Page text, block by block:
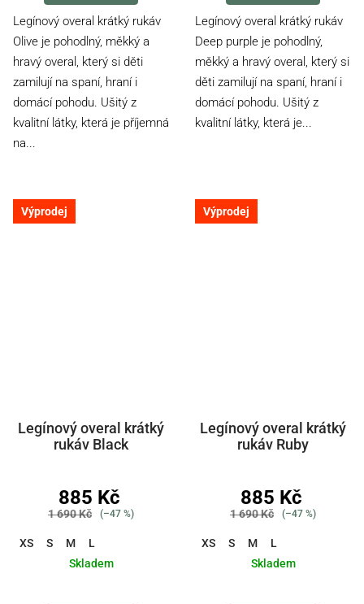
4,5
5
hvězdiček.
Legínový overal krátký rukáv
Olive je pohodlný, měkký a
hravý overal, který si děti
zamilují na spaní, hraní i
domácí pohodu. Ušitý z
kvalitní látky, která je příjemná
na...
Legínový overal krátký rukáv
Deep purple je pohodlný,
měkký a hravý overal, který si
děti zamilují na spaní, hraní i
domácí pohodu. Ušitý z
kvalitní látky, která je...
Výprodej
Legínový overal krátký
rukáv Black
885 Kč
1 690 Kč (–47 %)
XS S M
L
Skladem
Výprodej
Legínový overal krátký
rukáv Ruby
885 Kč
1 690 Kč (–47 %)
XS S M
L
Skladem